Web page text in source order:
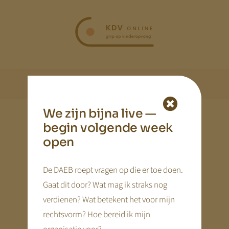
We zijn bijna live —
begin volgende week
open
De DAEB roept vragen op die er toe doen.
Gaat dit door? Wat mag ik straks nog
verdienen? Wat betekent het voor mijn
rechtsvorm? Hoe bereid ik mijn